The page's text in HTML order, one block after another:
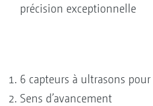
précision exceptionnelle
6 capteurs à ultrasons pour
Sens d’avancement